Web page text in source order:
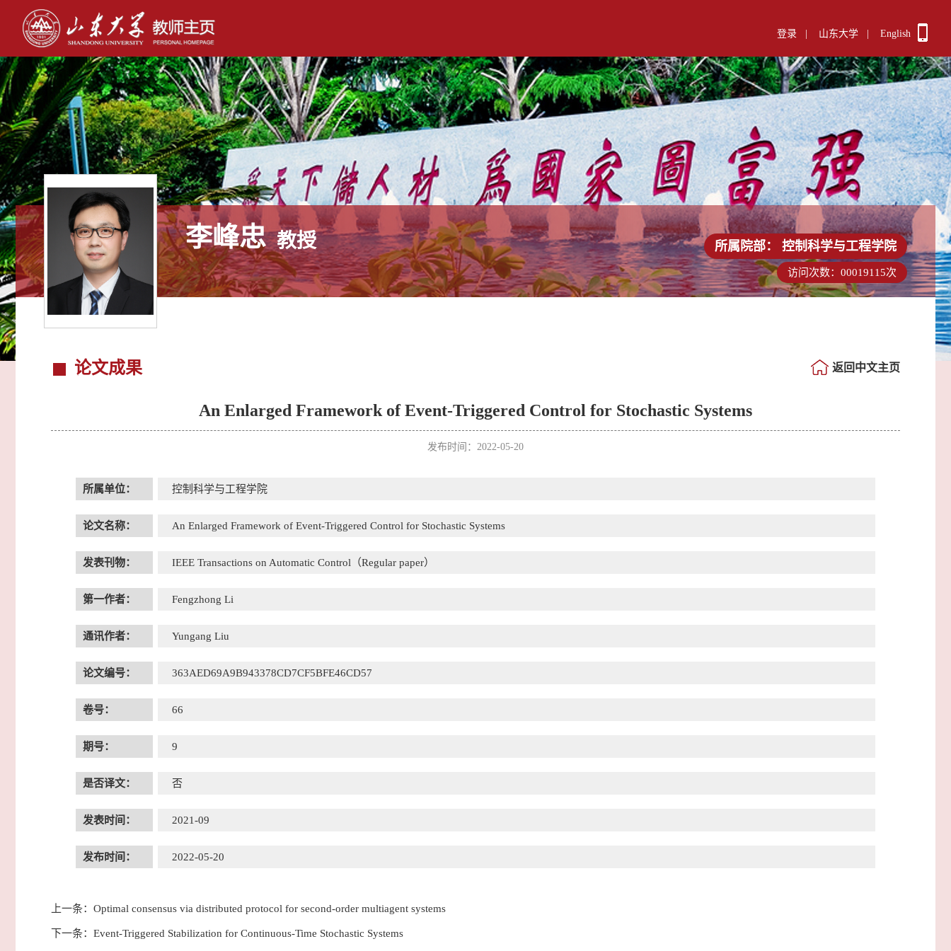
登录 山东大学 English
李峰忠 教授 所属院部： 控制科学与工程学院
访问次数： 00019115次
论文成果 返回中文主页
An Enlarged Framework of Event-Triggered Control for Stochastic Systems
发布时间：2022-05-20
所属单位： 控制科学与工程学院
论文名称： An Enlarged Framework of Event-Triggered Control for Stochastic Systems
发表刊物： IEEE Transactions on Automatic Control（Regular paper）
第一作者： Fengzhong Li
通讯作者： Yungang Liu
论文编号： 363AED69A9B943378CD7CF5BFE46CD57
卷号： 66
期号： 9
是否译文： 否
发表时间： 2021-09
发布时间： 2022-05-20
上一条： Optimal consensus via distributed protocol for second-order multiagent systems
下一条： Event-Triggered Stabilization for Continuous-Time Stochastic Systems